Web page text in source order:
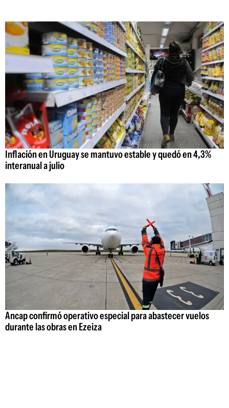
Inflación en Uruguay se mantuvo estable y quedó en 4,3%
interanual a julio
Ancap confirmó operativo especial para abastecer vuelos
durante las obras en Ezeiza